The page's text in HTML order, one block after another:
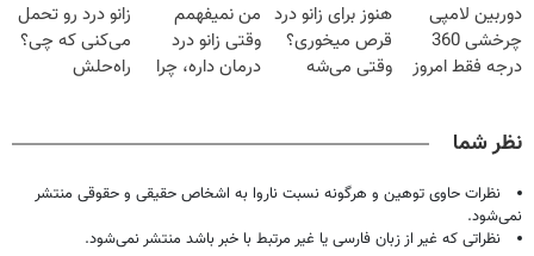
میلیون !
میلیون تومان!!!
خانگی
صحبت کنید)
دوربین لامپی
چرخشی 360
درجه فقط امروز
منزل
هنوز برای زانو درد
قرص میخوری؟
وقتی می‌شه
من نمیفهمم
وقتی زانو درد
درمان داره، چرا
زانو درد رو تحمل
می‌کنی که چی؟
راه‌حلش
نظر شما
نظرات حاوی توهین و هرگونه نسبت ناروا به اشخاص حقیقی و حقوقی منتشر
نمی‌شود.
نظراتی که غیر از زبان فارسی یا غیر مرتبط با خبر باشد منتشر نمی‌شود.